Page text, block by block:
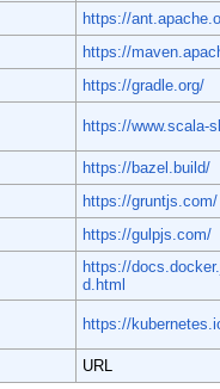
https://
https://
https://gradle.org/
https://www.scala-
https://bazel.build/
https://gruntjs.com/
https://gulpjs.com/
https://
d.html
https://
URL